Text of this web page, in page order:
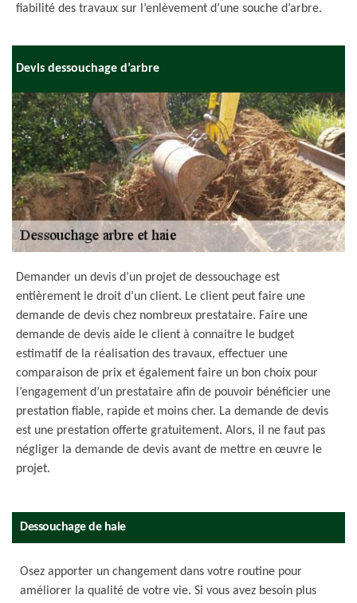
fiabilité des travaux sur l’enlèvement d’une souche d’arbre.
Devis dessouchage d’arbre
Demander un devis d’un projet de dessouchage est
entièrement le droit d’un client. Le client peut faire une
demande de devis chez nombreux prestataire. Faire une
demande de devis aide le client à connaitre le budget
estimatif de la réalisation des travaux, effectuer une
comparaison de prix et également faire un bon choix pour
l’engagement d’un prestataire afin de pouvoir bénéficier une
prestation fiable, rapide et moins cher. La demande de devis
est une prestation offerte gratuitement. Alors, il ne faut pas
négliger la demande de devis avant de mettre en œuvre le
projet.
Dessouchage de haie
Osez apporter un changement dans votre routine pour
améliorer la qualité de votre vie. Si vous avez besoin plus